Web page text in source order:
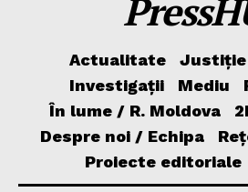
Actualitate Justiție
Investigații
Mediu
În lume / R. Moldova
Despre noi / Echipa
Proiecte editoriale